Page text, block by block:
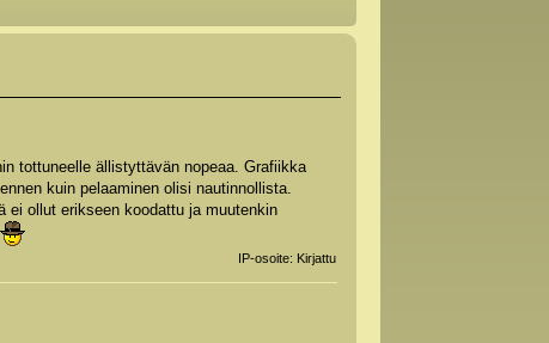
tottuneelle ällistyttävän nopeaa. Grafiikka
kuin pelaaminen olisi nautinnollista.
ei ollut erikseen koodattu ja muutenkin
IP-osoite: Kirjattu